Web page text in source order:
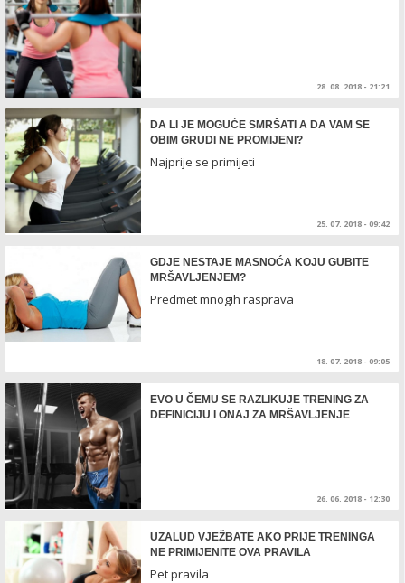
28. 08. 2018 - 21:21
DA LI JE MOGUĆE SMRŠATI A DA VAM SE
OBIM GRUDI NE PROMIJENI?
Najprije se primijeti
25. 07. 2018 - 09:42
GDJE NESTAJE MASNOĆA KOJU GUBITE
MRŠAVLJENJEM?
Predmet mnogih rasprava
18. 07. 2018 - 09:05
EVO U ČEMU SE RAZLIKUJE TRENING ZA
DEFINICIJU I ONAJ ZA MRŠAVLJENJE
26. 06. 2018 - 12:30
UZALUD VJEŽBATE AKO PRIJE TRENINGA
NE PRIMIJENITE OVA PRAVILA
Pet pravila